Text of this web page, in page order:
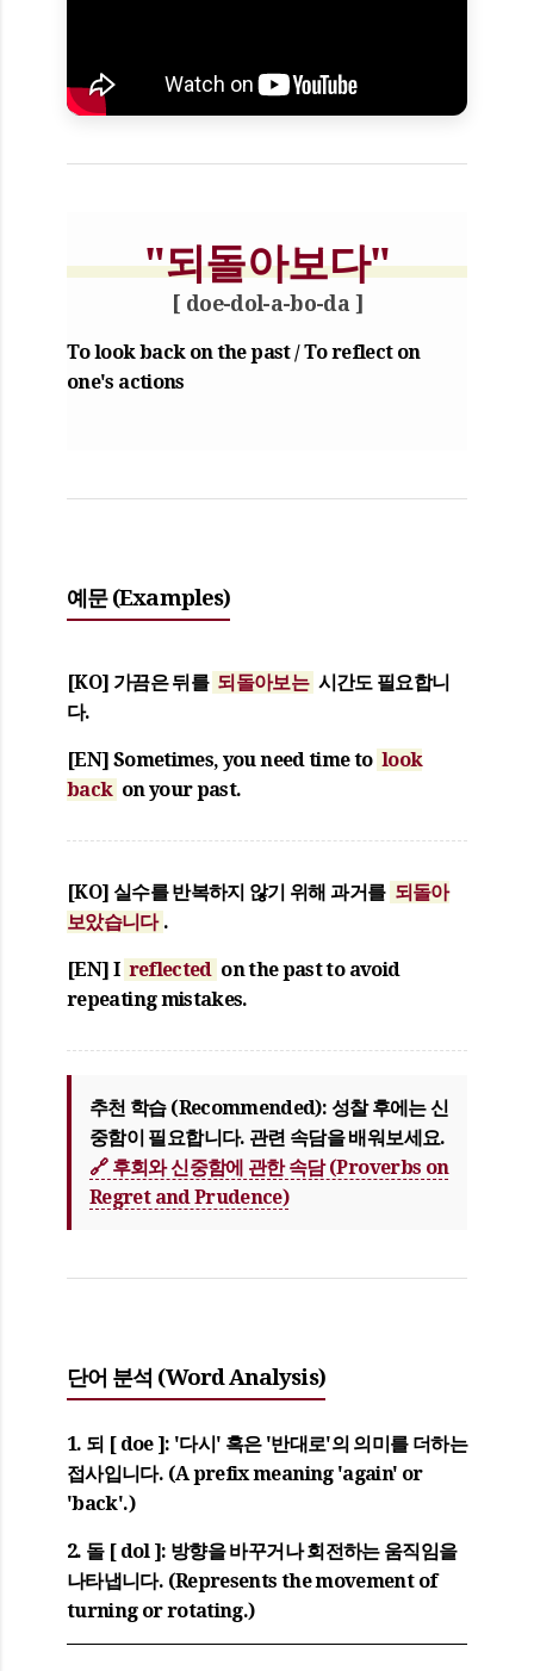
"되돌아보다"
[ doe-dol-a-bo-da ]
To look back on the past / To reflect on
one's actions
예문 (Examples)
[KO] 가끔은 뒤를 되돌아보는 시간도 필요합니
다.
[EN] Sometimes, you need time to look
back on your past.
[KO] 실수를 반복하지 않기 위해 과거를 되돌아
보았습니다 .
[EN] I reflected on the past to avoid
repeating mistakes.
추천 학습 (Recommended): 성찰 후에는 신
중함이 필요합니다. 관련 속담을 배워보세요.
🔗 후회와 신중함에 관한 속담 (Proverbs on
Regret and Prudence)
단어 분석 (Word Analysis)
1. 되 [ doe ]: '다시' 혹은 '반대로'의 의미를 더하는
접사입니다. (A prefix meaning 'again' or
'back'.)
2. 돌 [ dol ]: 방향을 바꾸거나 회전하는 움직임을
나타냅니다. (Represents the movement of
turning or rotating.)